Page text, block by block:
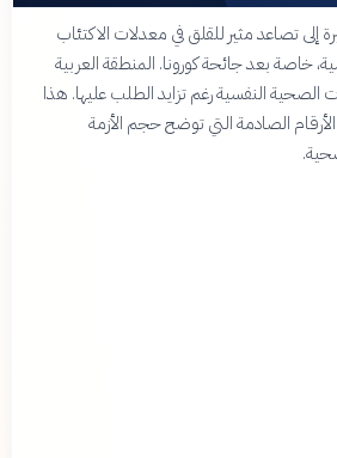
إلى تصاعد مثير للقلق في معدلات الاكتئاب
خاصة بعد جائحة كورونا. المنطقة العربية
الصحية النفسية رغم تزايد الطلب عليها. هذا
الصادمة التي توضح حجم الأزمة